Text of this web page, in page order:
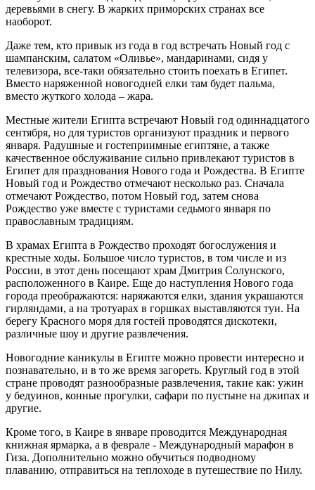
деревьями в снегу. В жарких приморских странах все
наоборот.
Даже тем, кто привык из года в год встречать Новый год с
шампанским, салатом «Оливье», мандаринами, сидя у
телевизора, все-таки обязательно стоить поехать в Египет.
Вместо наряженной новогодней елки там будет пальма,
вместо жуткого холода – жара.
Местные жители Египта встречают Новый год одиннадцатого
сентября, но для туристов организуют праздник и первого
января. Радушные и гостеприимные египтяне, а также
качественное обслуживание сильно привлекают туристов в
Египет для празднования Нового года и Рождества. В Египте
Новый год и Рождество отмечают несколько раз. Сначала
отмечают Рождество, потом Новый год, затем снова
Рождество уже вместе с туристами седьмого января по
православным традициям.
В храмах Египта в Рождество проходят богослужения и
крестные ходы. Большое число туристов, в том числе и из
России, в этот день посещают храм Дмитрия Солунского,
расположенного в Каире. Еще до наступления Нового года
города преображаются: наряжаются елки, здания украшаются
гирляндами, а на тротуарах в горшках выставляются туи. На
берегу Красного моря для гостей проводятся дискотеки,
различные шоу и другие развлечения.
Новогодние каникулы в Египте можно провести интересно и
познавательно, и в то же время загореть. Круглый год в этой
стране проводят разнообразные развлечения, такие как: ужин
у бедуинов, конные прогулки, сафари по пустыне на джипах и
другие.
Кроме того, в Каире в январе проводится Международная
книжная ярмарка, а в феврале - Международный марафон в
Гиза. Дополнительно можно обучиться подводному
плаванию, отправиться на теплоходе в путешествие по Нилу.